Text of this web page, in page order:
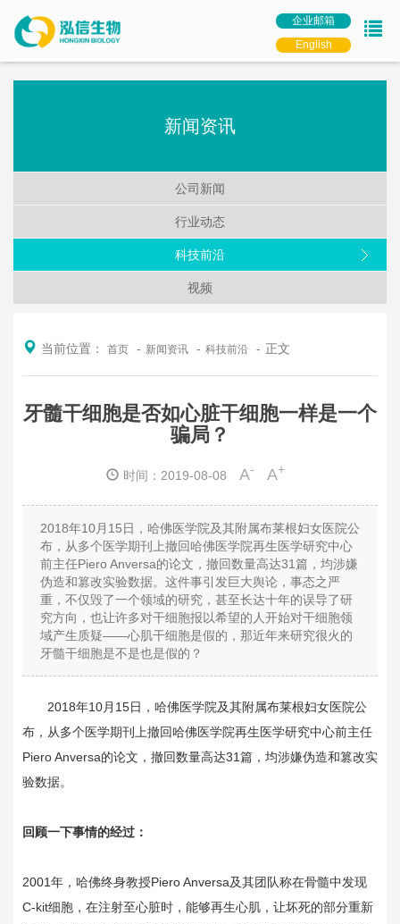
企业邮箱
English
新闻资讯
公司新闻
行业动态
科技前沿
视频
当前位置： 首页 新闻资讯 科技前沿 正文
牙髓干细胞是否如心脏干细胞一样是一个
骗局？
时间：2019-08-08 A- A+
2018年10月15日，哈佛医学院及其附属布莱根妇女医院公
布，从多个医学期刊上撤回哈佛医学院再生医学研究中心
前主任Piero Anversa的论文，撤回数量高达31篇，均涉嫌
伪造和篡改实验数据。 这件事引发巨大舆论，事态之严
重，不仅毁了一个领域的研究，甚至长达十年的误导了研
究方向，也让许多对干细胞报以希望的人开始对干细胞领
域产生质疑——心肌干细胞是假的，那近年来研究很火的
牙髓干细胞是不是也是假的？
2018年10月15日，哈佛医学院及其附属布莱根妇女医院公
布，从多个医学期刊上撤回哈佛医学院再生医学研究中心前主任
Piero Anversa的论文，撤回数量高达31篇，均涉嫌伪造和篡改实
验数据。
回顾一下事情的经过：
2001年，哈佛终身教授Piero Anversa及其团队称在骨髓中发现
C-kit细胞，在注射至心脏时，能够再生心肌，让坏死的部分重新